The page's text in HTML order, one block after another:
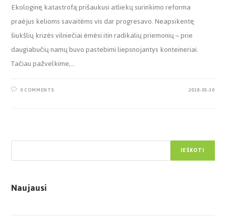
Ekologinę katastrofą prišaukusi atliekų surinkimo reforma
praėjus kelioms savaitėms vis dar progresavo. Neapsikentę
šiukšlių krizės vilniečiai ėmėsi itin radikalių priemonių – prie
daugiabučių namų buvo pastebimi liepsnojantys konteineriai.
Tačiau pažvelkime,…
0 COMMENTS 2018-05-30
IEŠKOTI
Naujausi